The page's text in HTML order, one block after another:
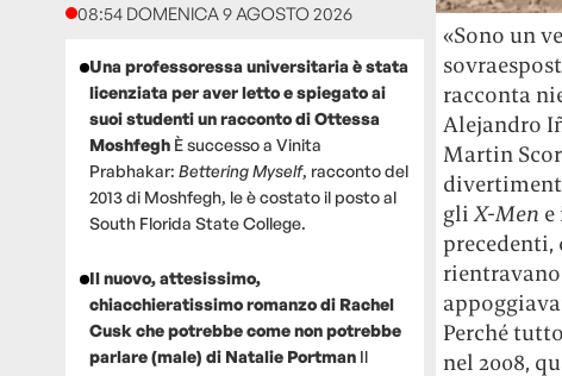
08:54 DOMENICA 9 AGOSTO 2026
Una professoressa universitaria è stata
licenziata per aver letto e spiegato ai
suoi studenti un racconto di Ottessa
Moshfegh È successo a Vinita
Prabhakar: Bettering Myself, racconto del
2013 di Moshfegh, le è costato il posto al
South Florida State College.
Il nuovo, attesissimo,
chiacchieratissimo romanzo di Rachel
Cusk che potrebbe come non potrebbe
parlare (male) di Natalie Portman Il
«Sono un
racconta
Alejandro
Martin
gliX-Men
precedenti,
Perché
nel 2008,